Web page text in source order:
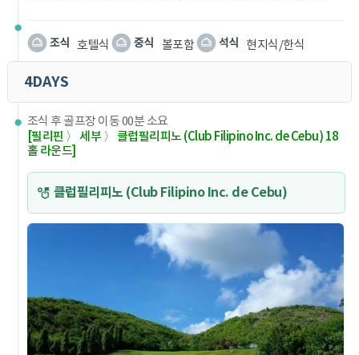
호텔식 볼포함 현지식/한식
4DAYS
조식 후 골프장 이동 00분 소요
[필리핀 〉 세부 〉 클럽필리피노 (Club Filipino Inc. de Cebu) 18
홀 라운드]
클럽필리피노 (Club Filipino Inc. de Cebu)